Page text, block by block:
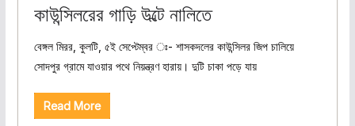
কাউন্সিলরের গাড়ি উল্টে নালিতে
বেঙ্গল মিরর, কুলটি, ৫ই সেপ্টেম্বর ঃ- শাসকদলের কাউন্সিলর জিপ চালিয়ে
সোদপুর গ্রামে যাওয়ার পথে নিয়ন্ত্রণ হারায়। দুটি চাকা পড়ে যায়
Read More